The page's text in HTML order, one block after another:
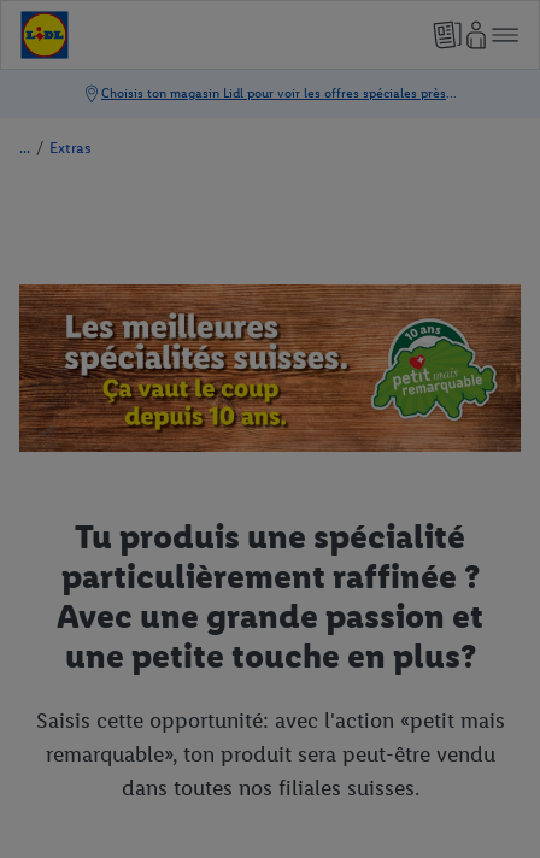
/ Extras
Tu produis une spécialité
particulièrement raffinée ?
Avec une grande passion et
une petite touche en plus?
Saisis cette opportunité: avec l'action «petit mais
remarquable», ton produit sera peut-être vendu
dans toutes nos filiales suisses.